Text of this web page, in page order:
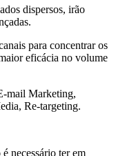
dispersos, irão
para concentrar os
eficácia no volume
mail Marketing,
Re-targeting.
necessário ter em